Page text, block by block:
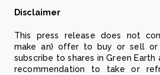
Disclaimer
This press release does not
make an) offer to buy or sell or
subscribe to shares in Green Earth
recommendation to take or